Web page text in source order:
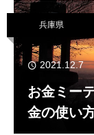
度、稲美町は子ど
兵庫県
2021.12.7
お金ミー
金の使い